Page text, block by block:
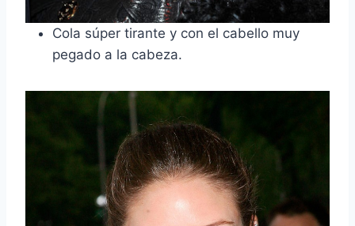
Cola súper tirante y con el cabello muy
pegado a la cabeza.